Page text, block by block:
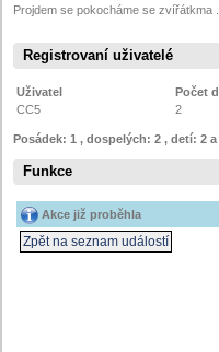
Projdem se pokocháme se zvířátkma
Registrovaní uživatelé
Uživatel
Počet
CC5
2
Posádek: 1 , dospelých: 2 , detí: 2
Funkce
Akce již proběhla